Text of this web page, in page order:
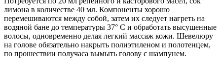
лимона в количестве 40 мл. Компоненты хорошо
перемешиваются между собой, затем их следует нагреть на
водяной бане до температуры 37° С и обработать высушенные
волосы, одновременно делая легкий массаж кожи. Шевелюру
на голове обязательно накрыть полиэтиленом и полотенцем,
по прошествии получаса вымыть голову с шампунем.